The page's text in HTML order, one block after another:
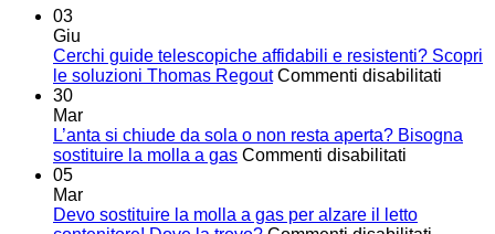
03
Giu
Cerchi guide telescopiche affidabili e resistenti? Scopri
le soluzioni Thomas Regout Commenti disabilitati
30
Mar
L’anta si chiude da sola o non resta aperta? Bisogna
sostituire la molla a gas Commenti disabilitati
chiude
05
Mar
Devo sostituire la molla a gas per alzare il letto